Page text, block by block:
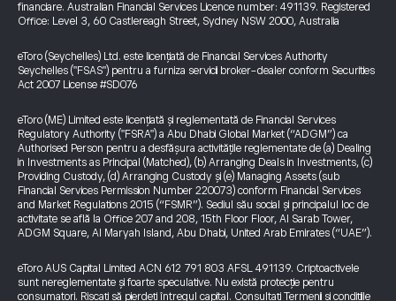
financiare. Australian Financial Services Licence number: 491139. Registered
Office: Level 3, 60 Castlereagh Street, Sydney NSW 2000, Australia
eToro (Seychelles) Ltd. este licențiată de Financial Services Authority
Seychelles ("FSAS") pentru a furniza servicii broker-dealer conform Securities
Act 2007 License #SD076
eToro (ME) Limited este licențiată și reglementată de Financial Services
Regulatory Authority ("FSRA") a Abu Dhabi Global Market (“ADGM”) ca
Authorised Person pentru a desfășura activitățile reglementate de (a) Dealing
in Investments as Principal (Matched), (b) Arranging Deals in Investments, (c)
Providing Custody, (d) Arranging Custody și (e) Managing Assets (sub
Financial Services Permission Number 220073) conform Financial Services
and Market Regulations 2015 (“FSMR”). Sediul său social și principalul loc de
activitate se află la Office 207 and 208, 15th Floor Floor, Al Sarab Tower,
ADGM Square, Al Maryah Island, Abu Dhabi, United Arab Emirates (“UAE”).
eToro AUS Capital Limited ACN 612 791 803 AFSL 491139. Criptoactivele
sunt nereglementate și foarte speculative. Nu există protecție pentru
consumatori. Riscați să pierdeți întregul capital. Consultați Termenii și condițiile